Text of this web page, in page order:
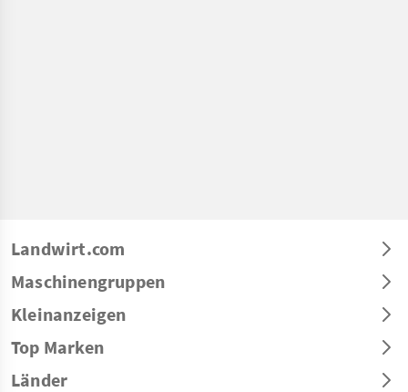
Landwirt.com
Maschinengruppen
Kleinanzeigen
Top Marken
Länder